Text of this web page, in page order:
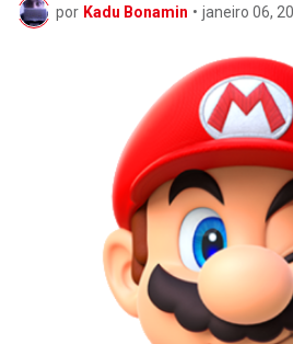
por Kadu Bonamin • janeiro 06,